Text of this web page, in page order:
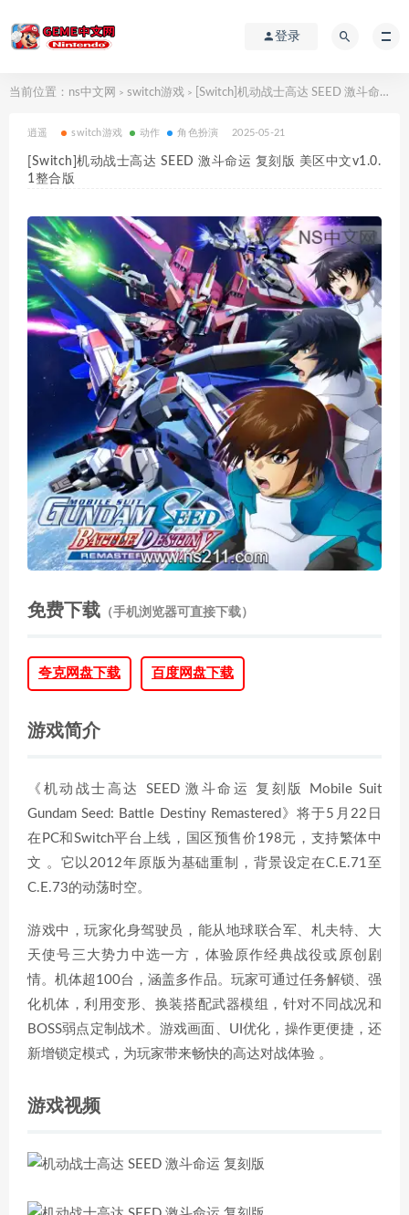
登录
当前位置： ns中文网 > switch游戏 > [Switch]机动战士高达 SEED 激斗命运 复刻版 美区中文v1.0.1整合版
逍遥 switch游戏 动作 角色扮演 2025-05-21
[Switch]机动战士高达 SEED 激斗命运 复刻版 美区中文v1.0.
1整合版
免费下载 （手机浏览器可直接下载）
夸克网盘下载 百度网盘下载
游戏简介
《机动战士高达 SEED 激斗命运 复刻版 Mobile Suit
Gundam Seed: Battle Destiny Remastered》将于5月22日
在PC和Switch平台上线，国区预售价198元，支持繁体中
文 。它以2012年原版为基础重制，背景设定在C.E.71至
C.E.73的动荡时空。
游戏中，玩家化身驾驶员，能从地球联合军、札夫特、大
天使号三大势力中选一方，体验原作经典战役或原创剧
情。机体超100台，涵盖多作品。玩家可通过任务解锁、强
化机体，利用变形、换装搭配武器模组，针对不同战况和
BOSS弱点定制战术。游戏画面、UI优化，操作更便捷，还
新增锁定模式，为玩家带来畅快的高达对战体验 。
游戏视频